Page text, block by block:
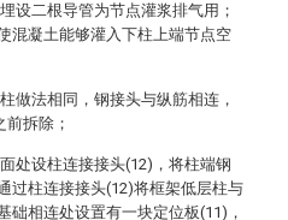
设二根导管为节点灌浆排气用；
混凝土能够灌入下柱上端节点空
做法相同，钢接头与纵筋相连，
拆除；
处设柱连接接头(12)，将柱端钢
过柱连接接头(12)将框架低层柱与
础相连处设置有一块定位板(11)，